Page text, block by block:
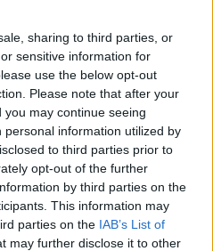
sharing to third parties, or
sensitive information for
use the below opt-out
Please note that after your
may continue seeing
information utilized by
to third parties prior to
opt-out of the further
by third parties on the
This information may
parties on the IAB’s List of
may further disclose it to other
prima